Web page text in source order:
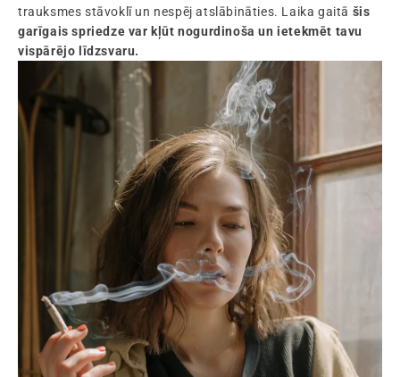
trauksmes stāvoklī un nespēj atslābināties. Laika gaitā šis
garīgais spriedze var kļūt nogurdinoša un ietekmēt tavu
vispārējo līdzsvaru.